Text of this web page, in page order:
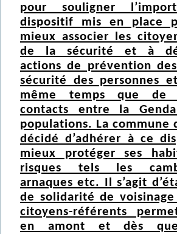
pour souligner
dispositif mis en place
mieux associer les
de la sécurité et à
actions de prévention
sécurité des personnes
même temps que de
contacts entre la
populations. La commune
décidé d’adhérer à ce
mieux protéger ses
risques tels les
arnaques etc. Il s’agit
de solidarité de
citoyens-référents
en amont et dès